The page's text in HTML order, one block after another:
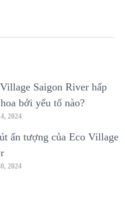
Saigon River hấp
bởi yếu tố nào?
2024
ấn tượng của Eco Village
2024